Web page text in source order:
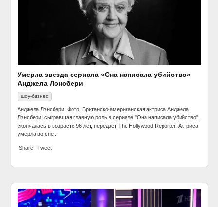
Умерла звезда сериала «Она написала убийство»
Анджела Лэнсбери
шоу-бизнес
Анджела Лэнсбери. Фото: Британско-американская актриса Анджела
Лэнсбери, сыгравшая главную роль в сериале "Она написала убийство",
скончалась в возрасте 96 лет, передает The Hollywood Reporter. Актриса
умерла во сне...
Share Tweet